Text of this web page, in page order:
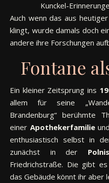
Kunckel-
Auch wenn das aus
klingt, wurde damals doch
andere ihre Forschungen
Fontane
Ein kleiner Zeitsprung ins
allem für seine
Brandenburg“ berühmte
einer Apothekerfamilie
enthusiastisch selbst in
zunächst in der
Friedrichstraße. Die gibt
das Gebäude könnt ihr aber